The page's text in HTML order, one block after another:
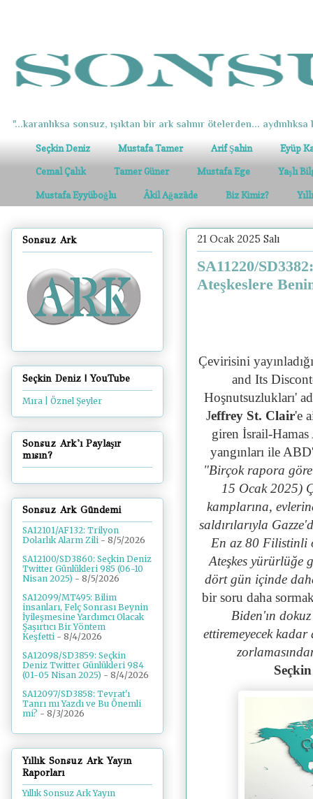
"...karanlıksa sonsuz, ışıktan bir ark salınır ötelerden... aydınlıksa
Seçkin Deniz Mustafa Tamer Arif Şahin Eyüp
Cemal Çalık Tamer Güner Mustafa Ege Yaşlı
Mustafa Eyyüboğlu Âkil Ağazâde Biz Kimiz?
21 Ocak 2025 Salı
SA11220/
Ateşkeslere
Çevirisini
and Its
Hoşnutsuzlukları'
Jeffrey St. Clair'e
giren İsrail-
yangınları ile
"Birçok rapora göre
15 Ocak 2025)
kamplarına,
saldırılarıyla
En az 80 Filistinli
Ateşkes yürürlüğe
dört gün içinde
bir soru daha
Biden'ın
ettiremeyecek
Sonsuz Ark
Seçkin Deniz | YouTube
Mıra | Öznel Şeyler
Sonsuz Ark'ı Paylaşır
mısın?
Sonsuz Ark Gündemi
SA12101/AF132: Trilyon
Dolarlık Alarm Zili - 8/5/2026
SA12100/SD3860: Seçkin Deniz
Twitter Günlükleri 985 (06-10
Nisan 2025) - 8/5/2026
SA12099/MT495: Bilim
insanları, Felç Sonrası Beynin
İyileşmesine Yardımcı Olacak
Şaşırtıcı Bir Yöntem
Keşfetti - 8/4/2026
SA12098/SD3859: Seçkin
Deniz Twitter Günlükleri 984
(01-05 Nisan 2025) - 8/4/2026
SA12097/SD3858: Tevrat'ı
Tanrı mı Yazdı ve Bu Önemli
mi? - 8/3/2026
Yıllık Sonsuz Ark Yayın
Raporları
Yıllık Sonsuz Ark Yayın